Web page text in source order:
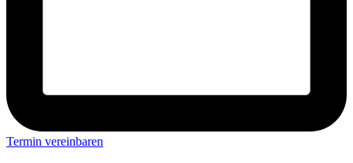
Termin vereinbaren